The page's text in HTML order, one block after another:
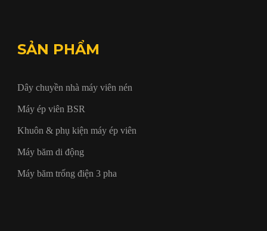
SẢN PHẨM
Dây chuyền nhà máy viên nén
Máy ép viên BSR
Khuôn & phụ kiện máy ép viên
Máy băm di động
Máy băm trống điện 3 pha